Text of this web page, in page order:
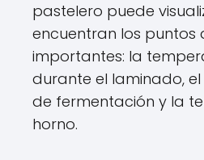
pastelero puede
encuentran los puntos
importantes: la
durante el laminado,
de fermentación y la
horno.